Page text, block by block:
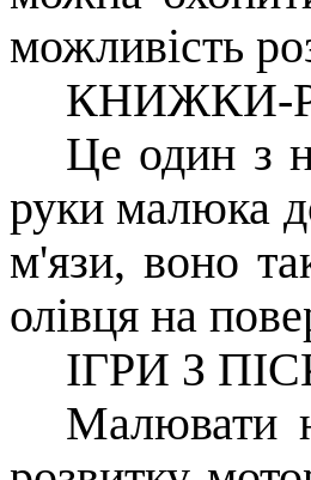
можливість
КНИЖКИ-
Це один з
руки малюка
м'язи, воно
олівця на
ІГРИ З
Малювати